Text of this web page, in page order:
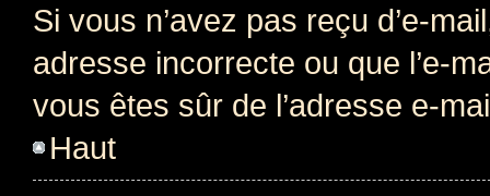
Si vous n’avez pas reçu d’e-
adresse incorrecte ou que l’e-
vous êtes sûr de l’adresse e-
Haut